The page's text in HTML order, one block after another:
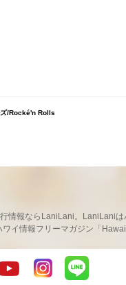
ズ/Rocké'n Rolls
情報ならLaniLani。LaniLani
イ情報フリーマガジン「
LaniLaniのInstagramを見る LaniLaniのLINEを見る